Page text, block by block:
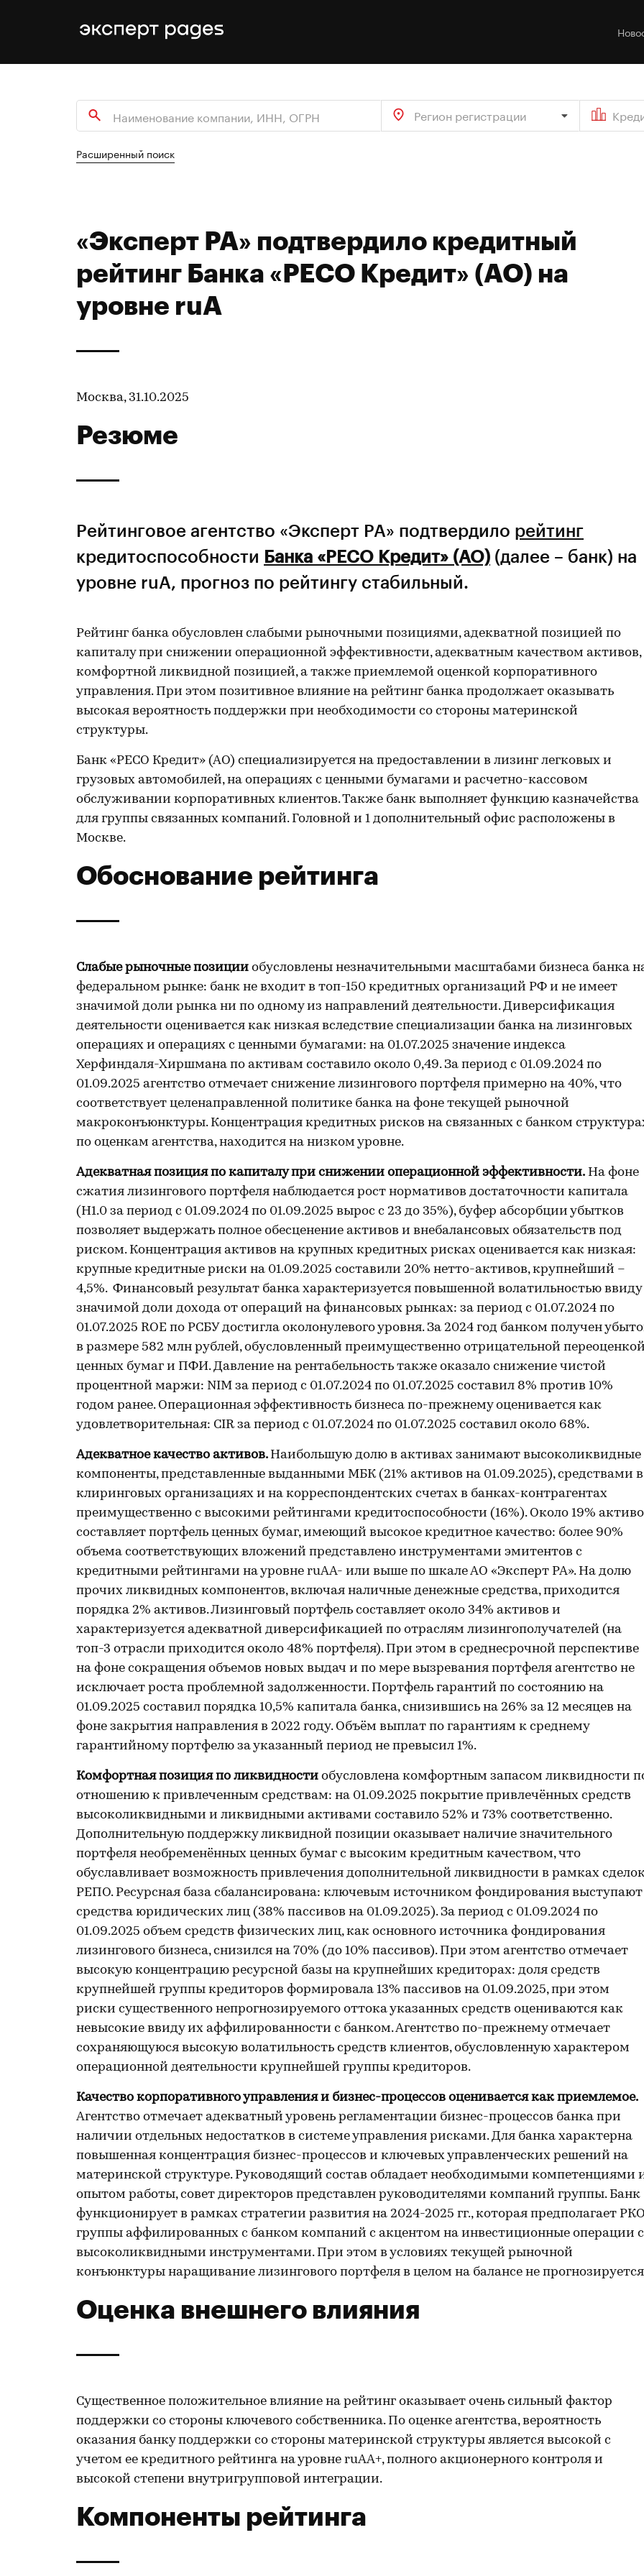
Регион регистрации
Расширенный поиск
«Эксперт РА» подтвердило кредитный
рейтинг Банка «РЕСО Кредит» (АО) на
уровне ruA
Москва, 31.10.2025
Резюме
Рейтинговое агентство «Эксперт РА» подтвердило рейтинг
кредитоспособности Банка «РЕСО Кредит» (АО) (далее – банк) на
уровне ruA, прогноз по рейтингу стабильный.
Рейтинг банка обусловлен слабыми рыночными позициями, адекватной позицией по
капиталу при снижении операционной эффективности, адекватным качеством активов,
комфортной ликвидной позицией, а также приемлемой оценкой корпоративного
управления. При этом позитивное влияние на рейтинг банка продолжает оказывать
высокая вероятность поддержки при необходимости со стороны материнской
структуры.
Банк «РЕСО Кредит» (АО) специализируется на предоставлении в лизинг легковых и
грузовых автомобилей, на операциях с ценными бумагами и расчетно-кассовом
обслуживании корпоративных клиентов. Также банк выполняет функцию казначейства
для группы связанных компаний. Головной и 1 дополнительный офис расположены в
Москве.
Обоснование рейтинга
Слабые рыночные позиции обусловлены незначительными масштабами бизнеса банка
федеральном рынке: банк не входит в топ-150 кредитных организаций РФ и не имеет
значимой доли рынка ни по одному из направлений деятельности. Диверсификация
деятельности оценивается как низкая вследствие специализации банка на лизинговых
операциях и операциях с ценными бумагами: на 01.07.2025 значение индекса
Херфиндаля-Хиршмана по активам составило около 0,49. За период с 01.09.2024 по
01.09.2025 агентство отмечает снижение лизингового портфеля примерно на 40%, что
соответствует целенаправленной политике банка на фоне текущей рыночной
макроконъюнктуры. Концентрация кредитных рисков на связанных с банком
по оценкам агентства, находится на низком уровне.
Адекватная позиция по капиталу при снижении операционной эффективности. На фоне
сжатия лизингового портфеля наблюдается рост нормативов достаточности капитала
(Н1.0 за период с 01.09.2024 по 01.09.2025 вырос с 23 до 35%), буфер абсорбции убытков
позволяет выдержать полное обесценение активов и внебалансовых обязательств под
риском. Концентрация активов на крупных кредитных рисках оценивается как низкая:
крупные кредитные риски на 01.09.2025 составили 20% нетто-активов, крупнейший –
4,5%. Финансовый результат банка характеризуется повышенной волатильностью ввиду
значимой доли дохода от операций на финансовых рынках: за период с 01.07.2024 по
01.07.2025 ROE по РСБУ достигла околонулевого уровня. За 2024 год банком получен
в размере 582 млн рублей, обусловленный преимущественно отрицательной
ценных бумаг и ПФИ. Давление на рентабельность также оказало снижение чистой
процентной маржи: NIM за период с 01.07.2024 по 01.07.2025 составил 8% против 10%
годом ранее. Операционная эффективность бизнеса по-прежнему оценивается как
удовлетворительная: CIR за период с 01.07.2024 по 01.07.2025 составил около 68%.
Адекватное качество активов. Наибольшую долю в активах занимают высоколиквидные
компоненты, представленные выданными МБК (21% активов на 01.09.2025), средствами в
клиринговых организациях и на корреспондентских счетах в банках-контрагентах
преимущественно с высокими рейтингами кредитоспособности (16%). Около 19%
составляет портфель ценных бумаг, имеющий высокое кредитное качество: более 90%
объема соответствующих вложений представлено инструментами эмитентов с
кредитными рейтингами на уровне ruAA- или выше по шкале АО «Эксперт РА». На долю
прочих ликвидных компонентов, включая наличные денежные средства, приходится
порядка 2% активов. Лизинговый портфель составляет около 34% активов и
характеризуется адекватной диверсификацией по отраслям лизингополучателей (на
топ-3 отрасли приходится около 48% портфеля). При этом в среднесрочной перспективе
на фоне сокращения объемов новых выдач и по мере вызревания портфеля агентство не
исключает роста проблемной задолженности. Портфель гарантий по состоянию на
01.09.2025 составил порядка 10,5% капитала банка, снизившись на 26% за 12 месяцев на
фоне закрытия направления в 2022 году. Объём выплат по гарантиям к среднему
гарантийному портфелю за указанный период не превысил 1%.
Комфортная позиция по ликвидности обусловлена комфортным запасом ликвидности
отношению к привлеченным средствам: на 01.09.2025 покрытие привлечённых средств
высоколиквидными и ликвидными активами составило 52% и 73% соответственно.
Дополнительную поддержку ликвидной позиции оказывает наличие значительного
портфеля необременённых ценных бумаг с высоким кредитным качеством, что
обуславливает возможность привлечения дополнительной ликвидности в рамках
РЕПО. Ресурсная база сбалансирована: ключевым источником фондирования выступают
средства юридических лиц (38% пассивов на 01.09.2025). За период с 01.09.2024 по
01.09.2025 объем средств физических лиц, как основного источника фондирования
лизингового бизнеса, снизился на 70% (до 10% пассивов). При этом агентство отмечает
высокую концентрацию ресурсной базы на крупнейших кредиторах: доля средств
крупнейшей группы кредиторов формировала 13% пассивов на 01.09.2025, при этом
риски существенного непрогнозируемого оттока указанных средств оцениваются как
невысокие ввиду их аффилированности с банком. Агентство по-прежнему отмечает
сохраняющуюся высокую волатильность средств клиентов, обусловленную характером
операционной деятельности крупнейшей группы кредиторов.
Качество корпоративного управления и бизнес-процессов оценивается как приемлемое.
Агентство отмечает адекватный уровень регламентации бизнес-процессов банка при
наличии отдельных недостатков в системе управления рисками. Для банка характерна
повышенная концентрация бизнес-процессов и ключевых управленческих решений на
материнской структуре. Руководящий состав обладает необходимыми компетенциями
опытом работы, совет директоров представлен руководителями компаний группы. Банк
функционирует в рамках стратегии развития на 2024-2025 гг., которая предполагает
группы аффилированных с банком компаний с акцентом на инвестиционные операции с
высоколиквидными инструментами. При этом в условиях текущей рыночной
конъюнктуры наращивание лизингового портфеля в целом на балансе не
Оценка внешнего влияния
Существенное положительное влияние на рейтинг оказывает очень сильный фактор
поддержки со стороны ключевого собственника. По оценке агентства, вероятность
оказания банку поддержки со стороны материнской структуры является высокой с
учетом ее кредитного рейтинга на уровне ruAA+, полного акционерного контроля и
высокой степени внутригрупповой интеграции.
Компоненты рейтинга